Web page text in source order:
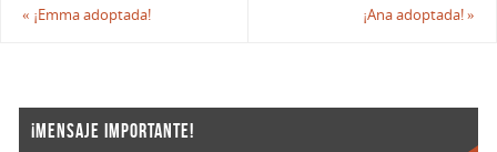
« ¡Emma adoptada! ¡Ana adoptada!»
¡MENSAJE IMPORTANTE!